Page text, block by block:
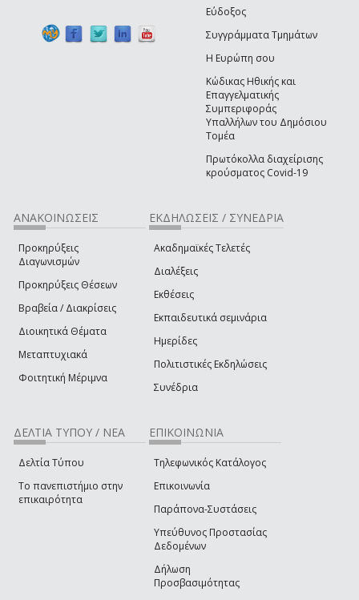
Εύδοξος
Συγγράμματα Τμημάτων
Η Ευρώπη σου
Κώδικας Ηθικής και
Επαγγελματικής
Συμπεριφοράς
Υπαλλήλων του Δημόσιου
Τομέα
Πρωτόκολλα διαχείρισης
κρούσματος Covid-19
ΑΝΑΚΟΙΝΩΣΕΙΣ
Προκηρύξεις
Διαγωνισμών
Προκηρύξεις Θέσεων
Βραβεία / Διακρίσεις
Διοικητικά Θέματα
Μεταπτυχιακά
Φοιτητική Μέριμνα
ΕΚΔΗΛΩΣΕΙΣ / ΣΥΝΕΔΡΙΑ
Ακαδημαϊκές Τελετές
Διαλέξεις
Εκθέσεις
Εκπαιδευτικά σεμινάρια
Ημερίδες
Πολιτιστικές Εκδηλώσεις
Συνέδρια
ΔΕΛΤΙΑ ΤΥΠΟΥ / ΝΕΑ
Δελτία Τύπου
Το πανεπιστήμιο στην
επικαιρότητα
ΕΠΙΚΟΙΝΩΝΙΑ
Τηλεφωνικός Κατάλογος
Επικοινωνία
Παράπονα-Συστάσεις
Υπεύθυνος Προστασίας
Δεδομένων
Δήλωση
Προσβασιμότητας